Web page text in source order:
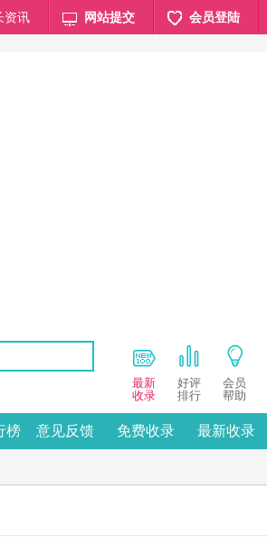
资讯 网站提交 会员登陆
最新
收录
好评
排行
会员
帮助
榜 意见反馈 免费收录 最新收录